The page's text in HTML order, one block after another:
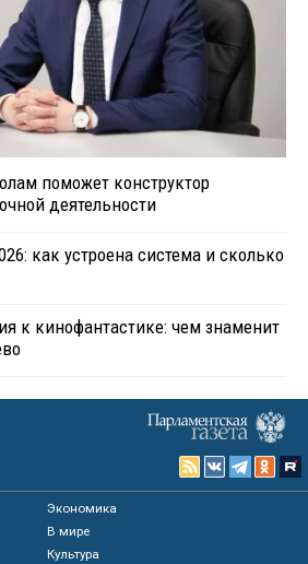
поможет конструктор
деятельности
как устроена система и сколько
к кинофантастике: чем знаменит
Экономика
В мире
Культура